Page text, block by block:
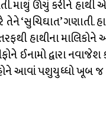
માથું ઊંચું કરીને હાથી
‘સુચિઘાત’ ગણાતી.
હાથીના
ઈનામો દ્વારા
આવાં પશુયુધ્ધો ખૂબ જ